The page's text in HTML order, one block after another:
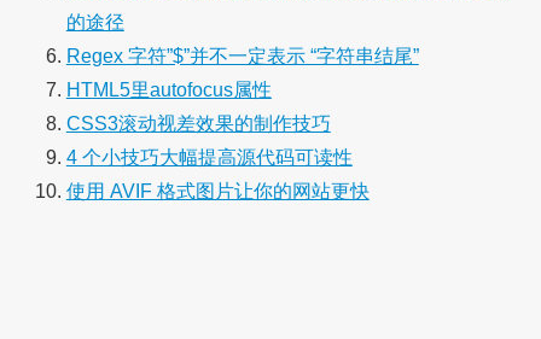
的途径
Regex 字符”$”并不一定表示 “字符串结尾”
HTML5里autofocus属性
CSS3滚动视差效果的制作技巧
4 个小技巧大幅提高源代码可读性
使用 AVIF 格式图片让你的网站更快